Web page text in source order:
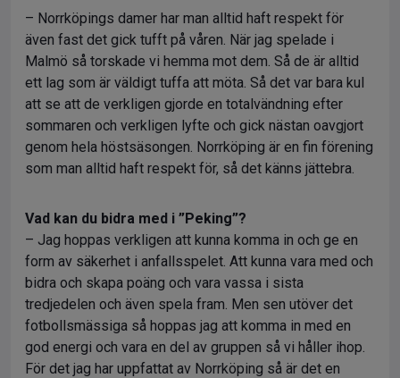
– Norrköpings damer har man alltid haft respekt för
även fast det gick tufft på våren. När jag spelade i
Malmö så torskade vi hemma mot dem. Så de är alltid
ett lag som är väldigt tuffa att möta. Så det var bara kul
att se att de verkligen gjorde en totalvändning efter
sommaren och verkligen lyfte och gick nästan oavgjort
genom hela höstsäsongen. Norrköping är en fin förening
som man alltid haft respekt för, så det känns jättebra.
Vad kan du bidra med i ”Peking”?
– Jag hoppas verkligen att kunna komma in och ge en
form av säkerhet i anfallsspelet. Att kunna vara med och
bidra och skapa poäng och vara vassa i sista
tredjedelen och även spela fram. Men sen utöver det
fotbollsmässiga så hoppas jag att komma in med en
god energi och vara en del av gruppen så vi håller ihop.
För det jag har uppfattat av Norrköping så är det en